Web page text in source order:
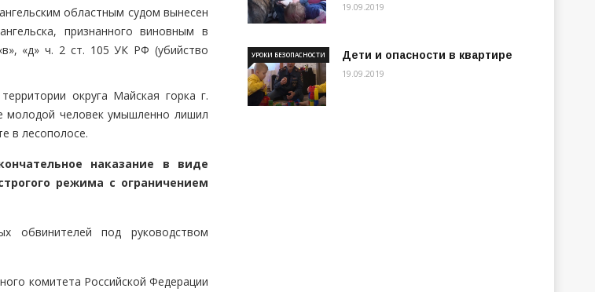
областным судом вынесен
признанного виновным в
«д» ч. 2 ст. 105 УК РФ (убийство
округа Майская горка г.
молодой человек умышленно лишил
в лесополосе.
наказание в виде
режима с ограничением
обвинителей под руководством
комитета Российской Федерации
19.09.2019
Дети и опасности в квартире
УРОКИ БЕЗОПАСНОСТИ
19.09.2019